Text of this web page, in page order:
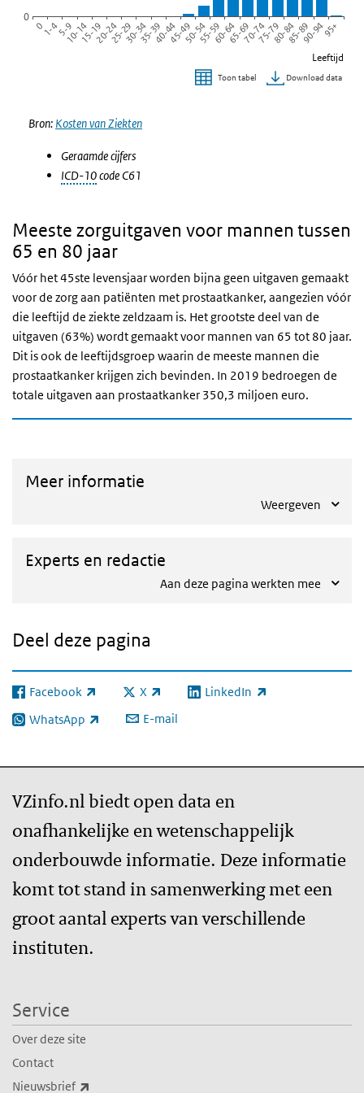
Leeftijd
0
01-45-910-1415-1920-2425-2930-3435-3940-4445-4950-5455-5960-6465-6970-7475-7980-8485-8990-9495+
Toon tabel Download data
Bron: Kosten van Ziekten
Geraamde cijfers
ICD-10code C61
Meeste zorguitgaven voor mannen tussen
65 en 80 jaar
Vóór het 45ste levensjaar worden bijna geen uitgaven gemaakt
voor de zorg aan patiënten met prostaatkanker, aangezien vóór
die leeftijd de ziekte zeldzaam is. Het grootste deel van de
uitgaven (63%) wordt gemaakt voor mannen van 65 tot 80 jaar.
Dit is ook de leeftijdsgroep waarin de meeste mannen die
prostaatkanker krijgen zich bevinden. In 2019 bedroegen de
totale uitgaven aan prostaatkanker 350,3 miljoen euro.
Meer informatie
Weergeven
Experts en redactie
Aan deze pagina werkten mee
Deel deze pagina
Facebook
(externe link) X
(externe link) LinkedIn
(externe link)
WhatsApp
(externe link) E-mail
VZinfo.nl biedt open data en
onafhankelijke en wetenschappelijk
onderbouwde informatie. Deze informatie
komt tot stand in samenwerking met een
groot aantal experts van verschillende
instituten.
Service
Over deze site
Contact
Nieuwsbrief